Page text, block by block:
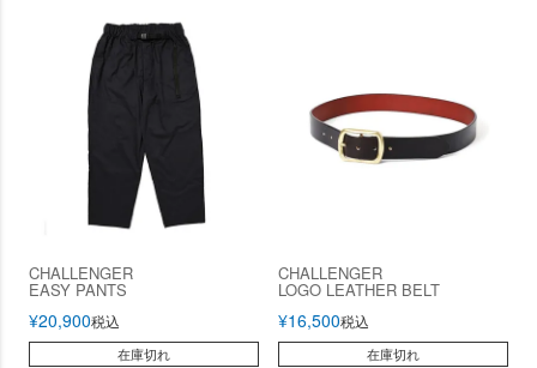
CHALLENGER
EASY PANTS
¥20,900税込
在庫切れ
CHALLENGER
LOGO LEATHER BELT
¥16,500税込
在庫切れ